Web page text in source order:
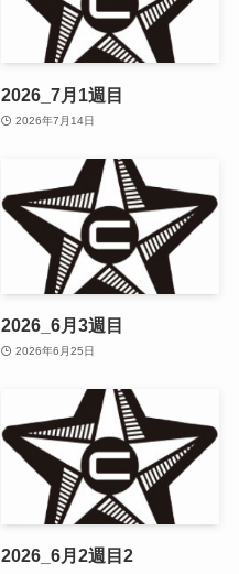
2026_7月1週目
2026年7月14日
2026_6月3週目
2026年6月25日
2026_6月2週目2